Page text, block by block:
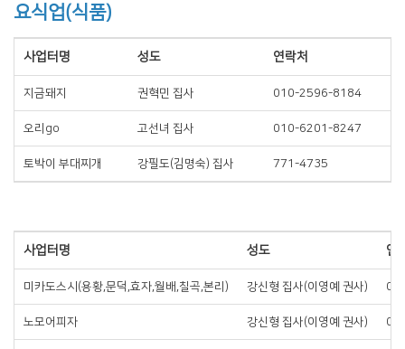
요식업(식품)
사업터명 성도 연락처
지금돼지 권혁민 집사 010-2596-8184
오리go 고선녀 집사 010-6201-8247
토박이 부대찌개 강필도(김명숙) 집사 771-4735
사업터명 성도 연
미카도스시(용황,문덕,효자,월배,칠곡,본리) 강신형 집사(이영예 권사)
노모어피자 강신형 집사(이영예 권사)